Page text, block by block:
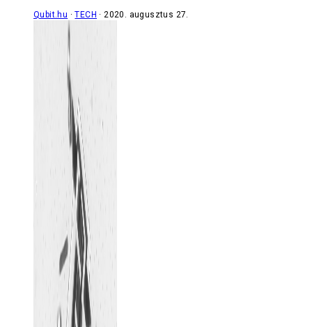
Qubit.hu TECH 2020. augusztus 27.